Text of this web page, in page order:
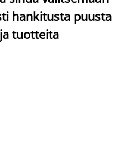
hankitusta puusta
tuotteita